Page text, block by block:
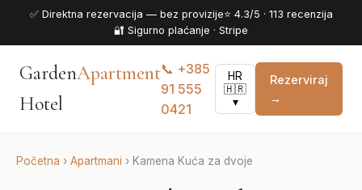
✅ Direktna rezervacija — bez provizije⭐ 4.3/5 · 113 recenzija
🔐 Sigurno plaćanje · Stripe
GardenApartment
Hotel
📞 +385
91 555
0421
HR
🇭🇷
▾
Rezerviraj
→
Početna › Apartmani › Kamena Kuća za dvoje